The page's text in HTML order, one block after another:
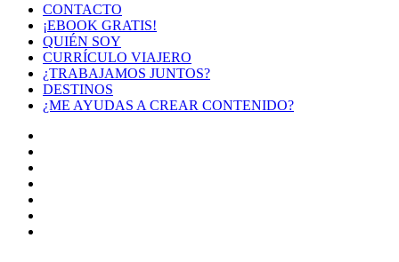
CONTACTO
¡EBOOK GRATIS!
QUIÉN SOY
CURRÍCULO VIAJERO
¿TRABAJAMOS JUNTOS?
DESTINOS
¿ME AYUDAS A CREAR CONTENIDO?